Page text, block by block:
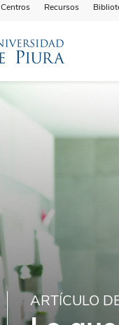
Centros Recursos
ARTÍCULO